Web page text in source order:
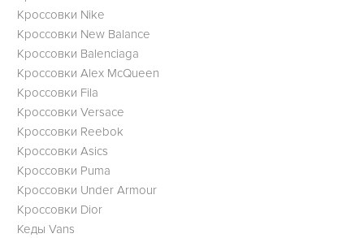
Кроссовки Nike
Кроссовки New Balance
Кроссовки Balenciaga
Кроссовки Alex McQueen
Кроссовки Fila
Кроссовки Versace
Кроссовки Reebok
Кроссовки Asics
Кроссовки Puma
Кроссовки Under Armour
Кроссовки Dior
Кеды Vans